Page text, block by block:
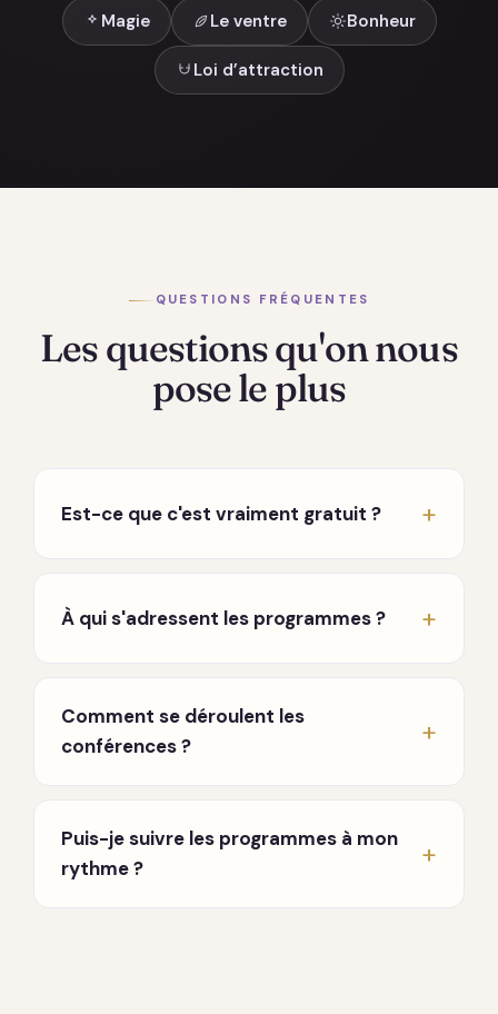
Magie Le ventre Bonheur
Loi d’attraction
QUESTIONS FRÉQUENTES
Les questions qu'on nous
pose le plus
Est-ce que c'est vraiment gratuit ?
carte bancaire ni engagement. Seuls les
À qui s'adressent les programmes ?
traversiez une période difficile, que vous
cherchiez à mieux vous connaître, ou que vous
souhaitiez approfondir une pratique. Aucun
Comment se déroulent les
conférences ?
Un enseignant partage et répond à vos
questions. Vous recevez les invitations par
email dès votre inscription.
Puis-je suivre les programmes à mon
rythme ?